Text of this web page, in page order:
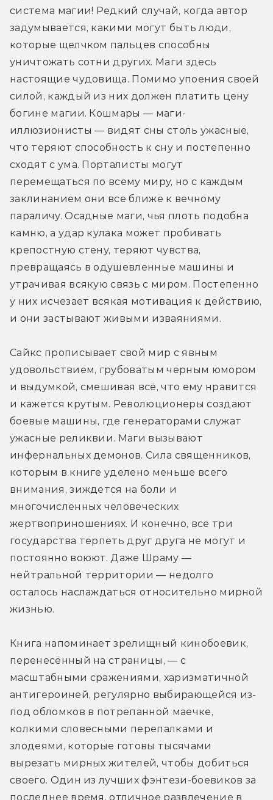
система магии! Редкий случай, когда автор
задумывается, какими могут быть люди,
которые щелчком пальцев способны
уничтожать сотни других. Маги здесь
настоящие чудовища. Помимо упоения своей
силой, каждый из них должен платить цену
богине магии. Кошмары — маги-
иллюзионисты — видят сны столь ужасные,
что теряют способность к сну и постепенно
сходят с ума. Порталисты могут
перемещаться по всему миру, но с каждым
заклинанием они все ближе к вечному
параличу. Осадные маги, чья плоть подобна
камню, а удар кулака может пробивать
крепостную стену, теряют чувства,
превращаясь в одушевленные машины и
утрачивая всякую связь с миром. Постепенно
у них исчезает всякая мотивация к действию,
и они застывают живыми изваяниями.
Сайкс прописывает свой мир с явным
удовольствием, грубоватым черным юмором
и выдумкой, смешивая всё, что ему нравится
и кажется крутым. Революционеры создают
боевые машины, где генераторами служат
ужасные реликвии. Маги вызывают
инфернальных демонов. Сила священников,
которым в книге уделено меньше всего
внимания, зиждется на боли и
многочисленных человеческих
жертвоприношениях. И конечно, все три
государства терпеть друг друга не могут и
постоянно воюют. Даже Шраму —
нейтральной территории — недолго
осталось наслаждаться относительно мирной
жизнью.
Книга напоминает зрелищный кинобоевик,
перенесённый на страницы, — с
масштабными сражениями, харизматичной
антигероиней, регулярно выбирающейся из-
под обломков в потрепанной маечке,
колкими словесными перепалками и
злодеями, которые готовы тысячами
вырезать мирных жителей, чтобы добиться
своего. Один из лучших фэнтези-боевиков за
последнее время, отличное развлечение в